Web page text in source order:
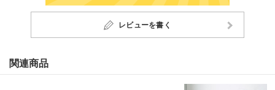
レビューを書く
関連商品